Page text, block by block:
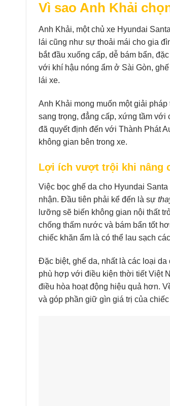
Vì sao Anh Khải
Anh Khải, một chủ xe Hyundai
lái cũng như sự thoải mái cho gia
bắt đầu xuống cấp, dễ bám bẩn,
với khí hậu nóng ẩm ở Sài Gòn,
lái xe.
Anh Khải mong muốn một giải
sang trọng, đẳng cấp, xứng tầm
đã quyết định đến với Thành Phát
không gian bên trong xe.
Lợi ích vượt trội khi nâng
Việc bọc ghế da cho Hyundai
nhận. Đầu tiên phải kể đến là sự
lưỡng sẽ biến không gian nội thất
chống thấm nước và bám bẩn tốt
chiếc khăn ẩm là có thể lau sạch
Đặc biệt, ghế da, nhất là các loại
phù hợp với điều kiện thời tiết Việt
điều hòa hoạt động hiệu quả hơn.
và góp phần giữ gìn giá trị của chiếc